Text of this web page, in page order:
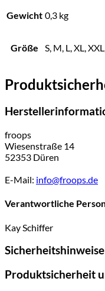
Gewicht 0,3 kg
Größe S, M, L, XL,
froops
Wiesenstraße 14
52353 Düren
E-Mail: info@froops.de
Verantwortliche
Kay Schiffer
Sicherheitshinweise
Produktsicherheit